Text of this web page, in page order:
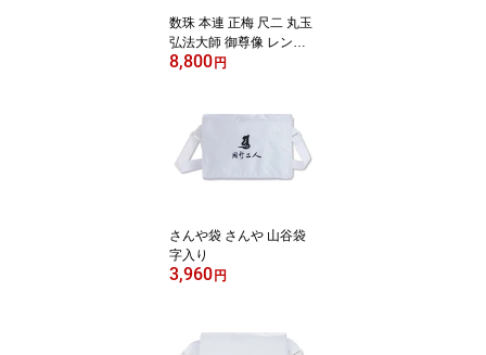
数珠 本連 正梅 尺二 丸玉
弘法大師 御尊像 レンズ
入り 珊瑚房 真言宗 本式
8,800円
さんや袋 さんや 山谷袋
字入り
3,960円